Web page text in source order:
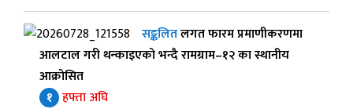
सङ्कलितलगत फारम प्रमाणीकरणमा
आलटाल गरी थन्काइएको भन्दै रामग्राम–१२ का स्थानीय
आक्रोसित
१ हफ्ता अघि